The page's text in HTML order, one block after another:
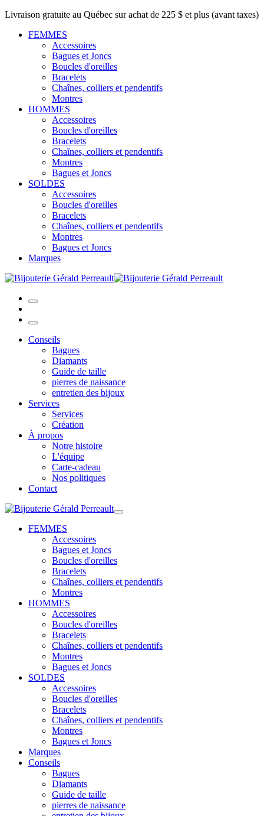
Livraison gratuite au Québec sur achat de 225 $ et plus (avant taxes)
FEMMES
Accessoires
Bagues et Joncs
Boucles d'oreilles
Bracelets
Chaînes, colliers et pendentifs
Montres
HOMMES
Accessoires
Boucles d'oreilles
Bracelets
Chaînes, colliers et pendentifs
Montres
Bagues et Joncs
SOLDES
Accessoires
Boucles d'oreilles
Bracelets
Chaînes, colliers et pendentifs
Montres
Bagues et Joncs
Marques
Conseils
Bagues
Diamants
Guide de taille
pierres de naissance
entretien des bijoux
Services
Services
Création
À propos
Notre histoire
L'équipe
Carte-cadeau
Nos politiques
Contact
FEMMES
Accessoires
Bagues et Joncs
Boucles d'oreilles
Bracelets
Chaînes, colliers et pendentifs
Montres
HOMMES
Accessoires
Boucles d'oreilles
Bracelets
Chaînes, colliers et pendentifs
Montres
Bagues et Joncs
SOLDES
Accessoires
Boucles d'oreilles
Bracelets
Chaînes, colliers et pendentifs
Montres
Bagues et Joncs
Marques
Conseils
Bagues
Diamants
Guide de taille
pierres de naissance